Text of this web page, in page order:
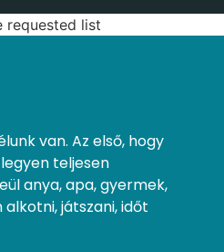
requested list
van. Az első, hogy
teljesen
anya, apa, gyermek,
játszani, időt